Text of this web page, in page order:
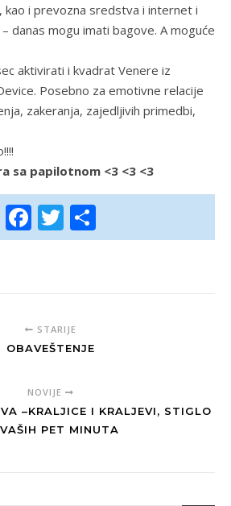
i prevozna sredstva i internet i
danas mogu imati bagove. A moguće
aktivirati i kvadrat Venere iz
Posebno za emotivne relacije
zakeranja, zajedljivih primedbi,
sa papilotnom <3 <3 <3
Facebook
Twitter
STARIJE
OBAVEŠTENJE
NOVIJE
–KRALJICE I KRALJEVI, STIGLO
PET MINUTA